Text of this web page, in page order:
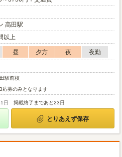
高田駅
以上
昼 夕方 夜
夜勤
駅前校
募のみとなります
日 掲載終了まであと23日
とりあえず保存